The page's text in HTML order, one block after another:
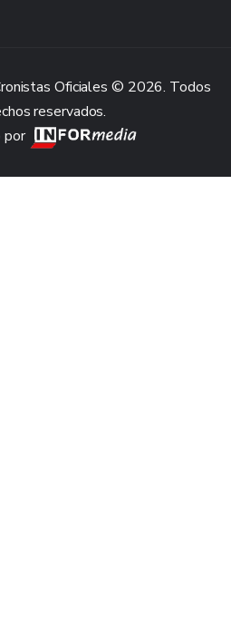
Oficiales © 2026. Todos
reservados.
por